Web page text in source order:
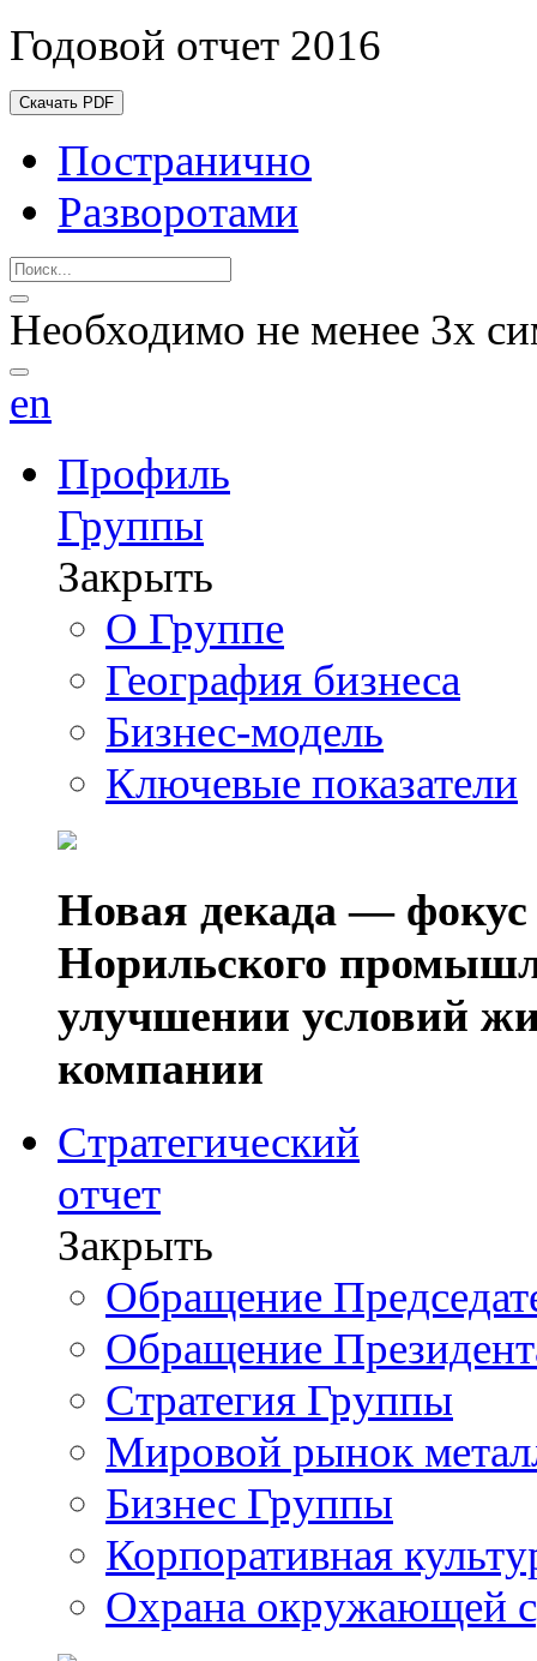
Годовой отчет 2016
Скачать PDF
Постранично
Разворотами
Необходимо не менее 3х
en
Профиль
Группы
Закрыть
О Группе
География бизнеса
Бизнес-модель
Ключевые показатели
Новая декада — фокус
Норильского
улучшении условий
компании
Стратегический
отчет
Закрыть
Обращение
Обращение
Стратегия Группы
Мировой рынок
Бизнес Группы
Корпоративная
Охрана окружающей